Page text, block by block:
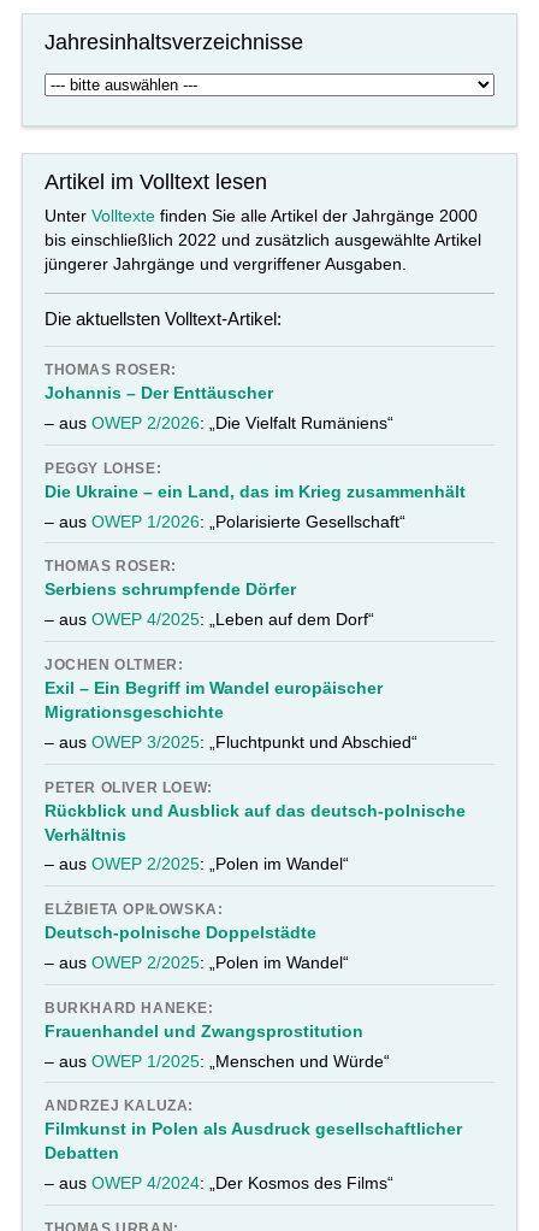
Jahresinhaltsverzeichnisse
Artikel im Volltext lesen
UnterVolltexte finden Sie alle Artikel der Jahrgänge 2000
bis einschließlich 2022 und zusätzlich ausgewählte Artikel
jüngerer Jahrgänge und vergriffener Ausgaben.
Die aktuellsten Volltext-Artikel:
THOMAS ROSER:
Johannis – Der Enttäuscher
– ausOWEP 2/2026: „Die Vielfalt Rumäniens“
PEGGY LOHSE:
Die Ukraine – ein Land, das im Krieg zusammenhält
– ausOWEP 1/2026: „Polarisierte Gesellschaft“
THOMAS ROSER:
Serbiens schrumpfende Dörfer
– ausOWEP 4/2025: „Leben auf dem Dorf“
JOCHEN OLTMER:
Exil – Ein Begriff im Wandel europäischer
Migrationsgeschichte
– ausOWEP 3/2025: „Fluchtpunkt und Abschied“
PETER OLIVER LOEW:
Rückblick und Ausblick auf das deutsch-polnische
Verhältnis
– ausOWEP 2/2025: „Polen im Wandel“
ELŻBIETA OPIŁOWSKA:
Deutsch-polnische Doppelstädte
– ausOWEP 2/2025: „Polen im Wandel“
BURKHARD HANEKE:
Frauenhandel und Zwangsprostitution
– ausOWEP 1/2025: „Menschen und Würde“
ANDRZEJ KALUZA:
Filmkunst in Polen als Ausdruck gesellschaftlicher
Debatten
– ausOWEP 4/2024: „Der Kosmos des Films“